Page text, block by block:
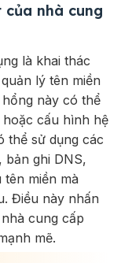
nhà cung
là khai thác
lý tên miền
này có thể
cấu hình hệ
thể sử dụng các
bản ghi DNS,
miền mà
Điều này nhấn
cung cấp
mẽ.